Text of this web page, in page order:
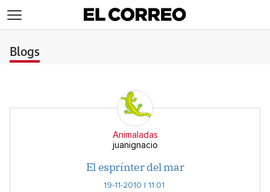
Blogs
Animaladas
juanignacio
El esprínter del mar
19-11-2010 | 11:01